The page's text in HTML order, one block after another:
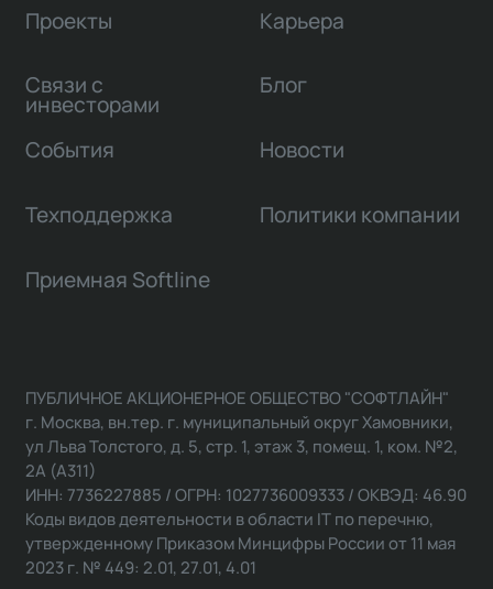
Проекты
Связи с
инвесторами
Карьера
Блог
События Новости
Техподдержка Политики компании
Приемная Softline
ПУБЛИЧНОЕ АКЦИОНЕРНОЕ ОБЩЕСТВО "СОФТЛАЙН"
г. Москва, вн.тер. г. муниципальный округ Хамовники,
ул Льва Толстого, д. 5, стр. 1, этаж 3, помещ. 1, ком. №2,
2А (А311)
ИНН: 7736227885 / ОГРН: 1027736009333 / ОКВЭД: 46.90
Коды видов деятельности в области IT по перечню,
утвержденному Приказом Минцифры России от 11 мая
2023 г. № 449: 2.01, 27.01, 4.01